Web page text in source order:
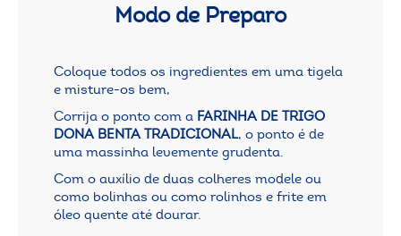
Modo de Preparo
Coloque todos os ingredientes em uma tigela
e misture-os bem,
Corrija o ponto com a FARINHA DE TRIGO
DONA BENTA TRADICIONAL, o ponto é de
uma massinha levemente grudenta.
Com o auxílio de duas colheres modele ou
como bolinhas ou como rolinhos e frite em
óleo quente até dourar.